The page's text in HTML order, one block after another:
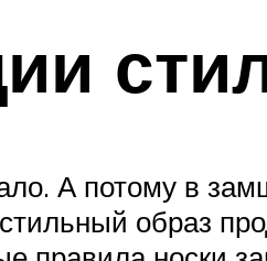
А потому в
образ